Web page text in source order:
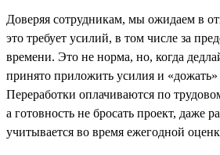
Доверяя сотрудникам, мы ожидаем в
это требует усилий, в том числе за
времени. Это не норма, но, когда
принято приложить усилия и «дожать»
Переработки оплачиваются по
а готовность не бросать проект, даже
учитывается во время ежегодной